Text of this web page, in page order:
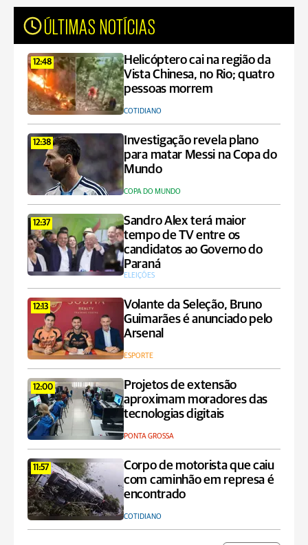
ÚLTIMAS NOTÍCIAS
12:48
Helicóptero cai na região da
Vista Chinesa, no Rio; quatro
pessoas morrem
COTIDIANO
12:38
Investigação revela plano
para matar Messi na Copa do
Mundo
COPA DO MUNDO
12:37
Sandro Alex terá maior
tempo de TV entre os
candidatos ao Governo do
Paraná
ELEIÇÕES
12:13
Volante da Seleção, Bruno
Guimarães é anunciado pelo
Arsenal
ESPORTE
12:00
Projetos de extensão
aproximam moradores das
tecnologias digitais
PONTA GROSSA
11:57
Corpo de motorista que caiu
com caminhão em represa é
encontrado
COTIDIANO